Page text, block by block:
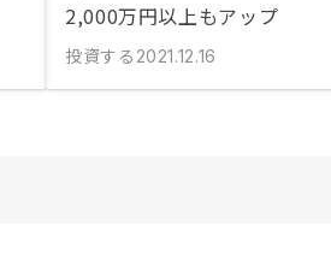
2,000万円以上もアップ
投資する 2021.12.16